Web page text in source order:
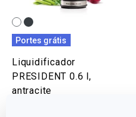
Portes grátis
Liquidificador
PRESIDENT 0.6 l,
antracite